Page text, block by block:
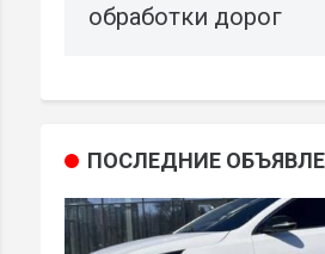
обработки дорог
ПОСЛЕДНИЕ